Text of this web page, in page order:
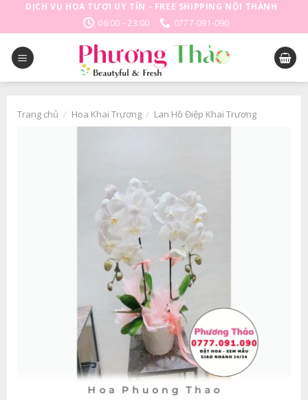
DỊCH VỤ HOA TƯƠI UY TÍN - FREE SHIPPING NỘI THÀNH
06:00 - 23:00
0777-091-090
Trang chủ / Hoa Khai Trương / Lan Hồ Điệp Khai Trương